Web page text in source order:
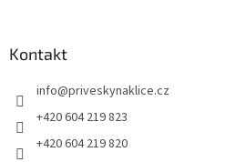
Kontakt
info@priveskynaklice.cz
+420 604 219 823
+420 604 219 820